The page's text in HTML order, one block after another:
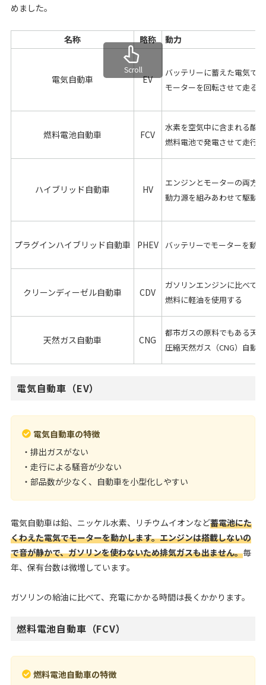
めました。
名称 略称 動力
電気自動車 EV
バッテリーに蓄えた電気で
モーターを回転させて走る
燃料電池自動車 FCV
水素を空気中に含まれる酸
燃料電池で発電させて走行
ハイブリッド自動車 HV
エンジンとモーターの両方
動力源を組みあわせて駆動
プラグインハイブリッド自動車 PHEV バッテリーでモーターを動
クリーンディーゼル自動車 CDV
ガソリンエンジンに比べて
燃料に軽油を使用する
天然ガス自動車 CNG
都市ガスの原料でもある天
圧縮天然ガス（CNG）自動
電気自動車（EV）
電気自動車の特徴
・排出ガスがない
・走行による騒音が少ない
・部品数が少なく、自動車を小型化しやすい
電気自動車は鉛、ニッケル水素、リチウムイオンなど蓄電池にた
くわえた電気でモーターを動かします。エンジンは搭載しないの
で音が静かで、ガソリンを使わないため排気ガスも出ません。毎
年、保有台数は微増しています。
ガソリンの給油に比べて、充電にかかる時間は長くかかります。
燃料電池自動車（FCV）
燃料電池自動車の特徴